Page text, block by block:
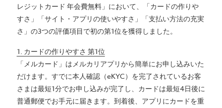
レジットカード 年会費無料」において、「カードの作りや
すさ」「サイト・アプリの使いやすさ」「支払い方法の充実
さ」の3つの評価項目で初の第1位を獲得しました。
1. カードの作りやすさ 第1位
「メルカード」はメルカリアプリから簡単にお申し込みいた
だけます。すでに本人確認（eKYC）を完了されているお客
さまは最短1分でお申し込みが完了し、カードは最短4日後に
普通郵便でお手元に届きます。到着後、アプリにカードを重